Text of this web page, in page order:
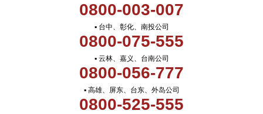
0800-003-007
▪ 台中、彰化、南投公司
0800-075-555
▪ 云林、嘉义、台南公司
0800-056-777
▪ 高雄、屏东、台东、外岛公司
0800-525-555